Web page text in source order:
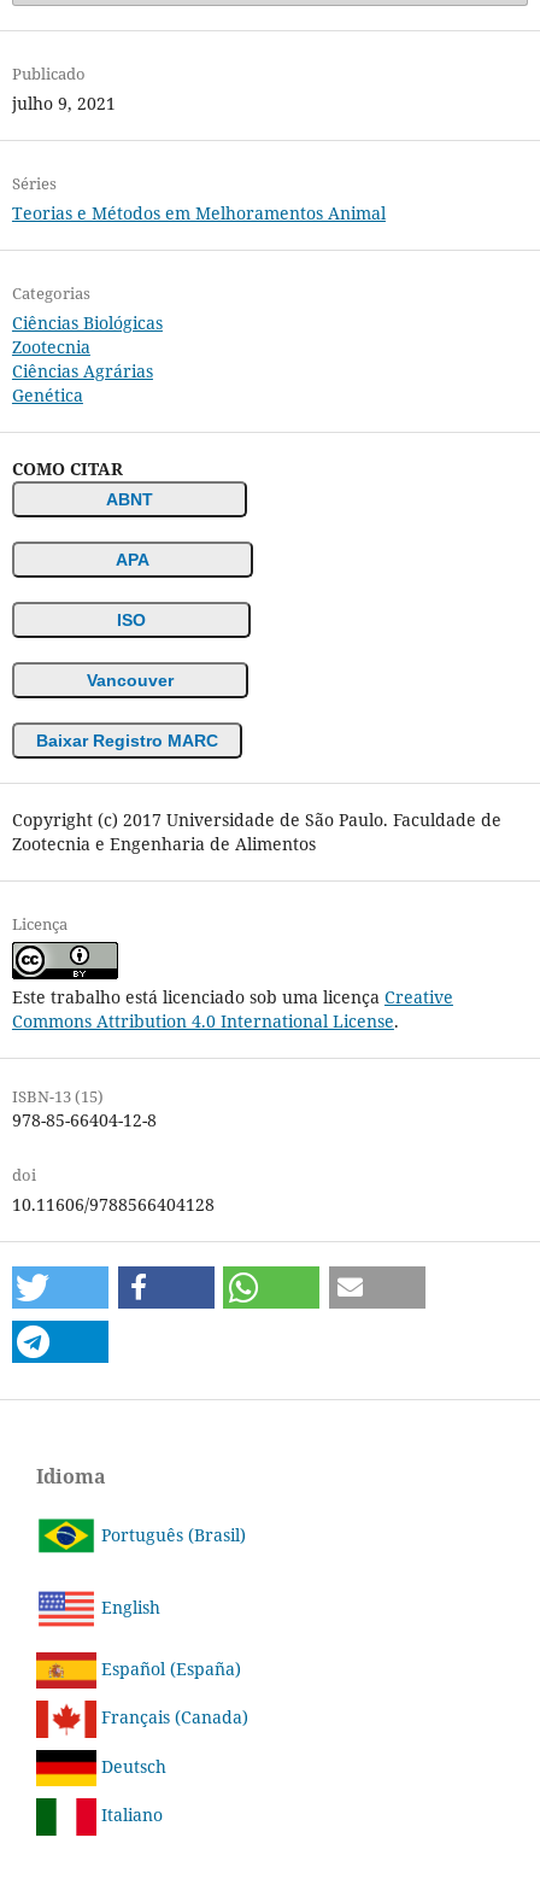
Publicado
julho 9, 2021
Séries
Teorias e Métodos em Melhoramentos Animal
Categorias
Ciências Biológicas
Zootecnia
Ciências Agrárias
Genética
COMO CITAR
ABNT
APA
ISO
Vancouver
Baixar Registro MARC
Copyright (c) 2017 Universidade de São Paulo. Faculdade de
Zootecnia e Engenharia de Alimentos
Licença
Este trabalho está licenciado sob uma licença Creative
Commons Attribution 4.0 International License.
ISBN-13 (15)
978-85-66404-12-8
doi
10.11606/9788566404128
Idioma
Português (Brasil)
English
Español (España)
Français (Canada)
Deutsch
Italiano